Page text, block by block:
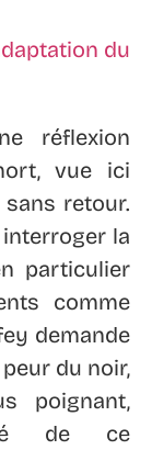
réflexion
vue ici
retour.
la
particulier
comme
demande
du noir,
poignant,
de ce